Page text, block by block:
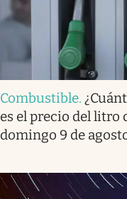
Combustible.
es el precio del litro
domingo 9 de